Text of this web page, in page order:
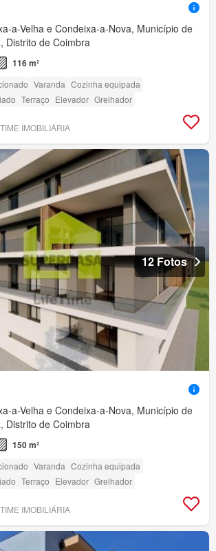
a-Velha e Condeixa-a-Nova, Município de
Distrito de Coimbra
116 m²
Varanda Cozinha equipada
Terraço Elevador Grelhador
IMOBILIÁRIA
12 Fotos
a-Velha e Condeixa-a-Nova, Município de
Distrito de Coimbra
150 m²
Varanda Cozinha equipada
Terraço Elevador Grelhador
IMOBILIÁRIA